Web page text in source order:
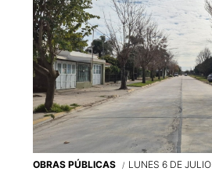
OBRAS PÚBLICAS LUNES 6 DE